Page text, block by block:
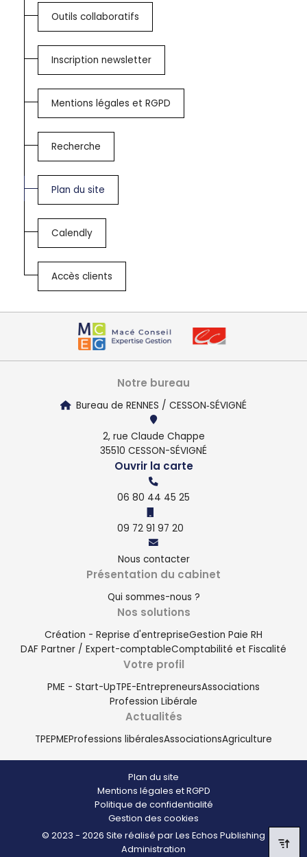
Outils collaboratifs
Inscription newsletter
Mentions légales et RGPD
Recherche
Plan du site
Calendly
Accès clients
Notre bureau
Bureau de RENNES / CESSON‑SÉVIGNÉ
2, rue Claude Chappe
35510 CESSON-SÉVIGNÉ
Ouvrir la carte
06 80 44 45 25
09 72 91 97 20
Nous contacter
Présentation du cabinet
Qui sommes-nous ?
Nos solutions
Création - Reprise d'entrepriseGestion Paie RH
DAF Partner / Expert-comptableComptabilité et Fiscalité
Votre profil
PME - Start-UpTPE-EntrepreneursAssociations
Profession Libérale
Actualités
TPEPMEProfessions libéralesAssociationsAgriculture
Plan du site
Mentions légales et RGPD
Politique de confidentialité
Gestion des cookies
© 2023 - 2026 Site réalisé par Les Echos Publishing
Administration